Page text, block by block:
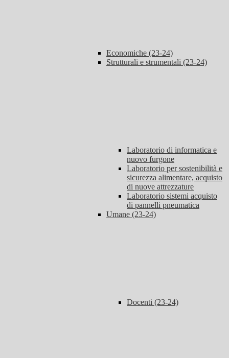
Economiche (23-24)
Strutturali e strumentali (23-24)
Laboratorio di informatica e
nuovo furgone
Laboratorio per sostenibilità e
sicurezza alimentare, acquisto
di nuove attrezzature
Laboratorio sistemi acquisto
di pannelli pneumatica
Umane (23-24)
Docenti (23-24)